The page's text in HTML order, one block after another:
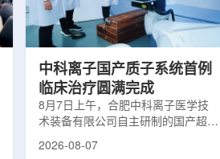
作用，该技术有助于减轻患者疼痛，
减少对周围正常组织的损伤，并促进
术后较快恢复。据该中心介绍，目前
中科离子国产质子系统首例
临床治疗圆满完成
8月7日上午，合肥中科离子医学技
术装备有限公司自主研制的国产超导
回旋质子治疗系统，在合肥离子医学
2026-08-07